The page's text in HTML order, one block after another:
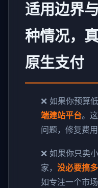
适用边界
种情况，
原生支付
❌ 如果你预算
端建站平台。
问题，修复费
❌ 如果你只卖
家， 没必要搞
如专注一个市